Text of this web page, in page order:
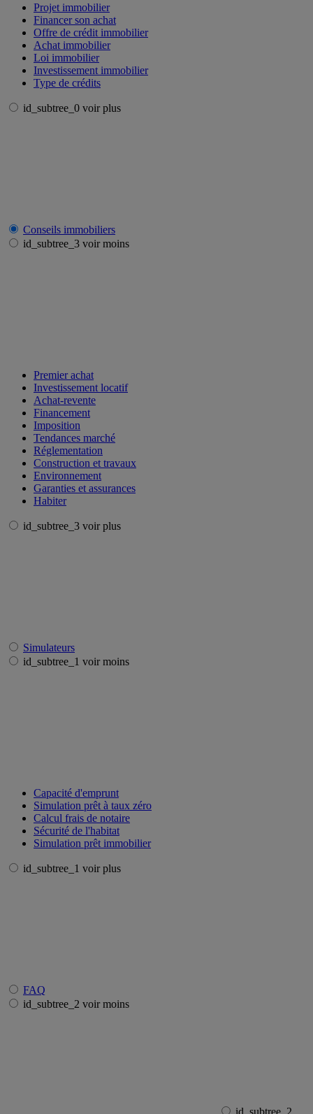
Projet immobilier
Financer son achat
Offre de crédit immobilier
Achat immobilier
Loi immobilier
Investissement immobilier
Type de crédits
id_subtree_0 voir plus
Conseils immobiliers
id_subtree_3 voir moins
Premier achat
Investissement locatif
Achat-revente
Financement
Imposition
Tendances marché
Réglementation
Construction et travaux
Environnement
Garanties et assurances
Habiter
id_subtree_3 voir plus
Simulateurs
id_subtree_1 voir moins
Capacité d'emprunt
Simulation prêt à taux zéro
Calcul frais de notaire
Sécurité de l'habitat
Simulation prêt immobilier
id_subtree_1 voir plus
FAQ
id_subtree_2 voir moins
id_subtree_2